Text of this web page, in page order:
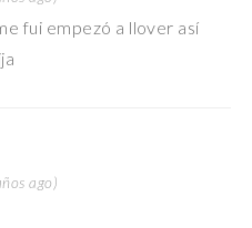
fui empezó a llover así
ago)